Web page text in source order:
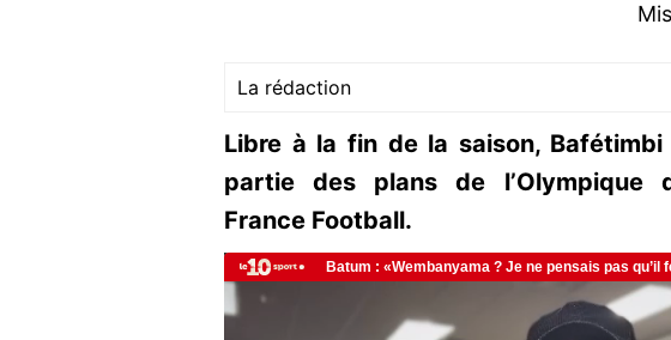
La rédaction
Libre à la fin de la saison,
partie des plans de l’Olympique
France Football.